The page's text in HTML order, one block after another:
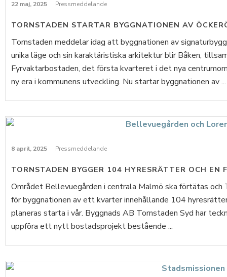
22 maj, 2025 Pressmeddelande
TORNSTADEN STARTAR BYGGNATIONEN AV
Tornstaden meddelar idag att byggnationen av
unika läge och sin karaktäristiska arkitektur blir Båken,
Fyrvaktarbostaden, det första kvarteret i det nya
ny era i kommunens utveckling. Nu startar byggnationen av ...
8 april, 2025 Pressmeddelande
TORNSTADEN BYGGER 104 HYRESRÄTTER OCH EN
Området Bellevuegården i centrala Malmö ska förtätas
för byggnationen av ett kvarter innehållande 104
planeras starta i vår. Byggnads AB Tornstaden Syd har
uppföra ett nytt bostadsprojekt bestående ...